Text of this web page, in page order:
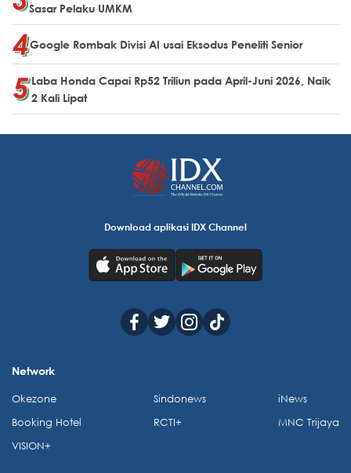
Sasar Pelaku UMKM
Google Rombak Divisi AI usai Eksodus Peneliti Senior
Laba Honda Capai Rp52 Triliun pada April-Juni 2026, Naik
2 Kali Lipat
Download aplikasi IDX Channel
Network
Okezone
Booking Hotel
VISION+
Sindonews
RCTI+
iNews
MNC Trijaya